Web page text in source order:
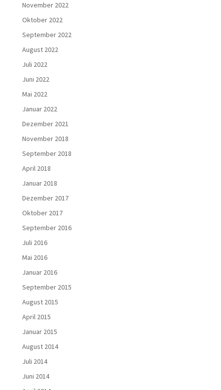
November 2022
Oktober 2022
September 2022
August 2022
Juli 2022
Juni 2022
Mai 2022
Januar 2022
Dezember 2021
November 2018
September 2018
April 2018
Januar 2018
Dezember 2017
Oktober 2017
September 2016
Juli 2016
Mai 2016
Januar 2016
September 2015
August 2015
April 2015
Januar 2015
August 2014
Juli 2014
Juni 2014